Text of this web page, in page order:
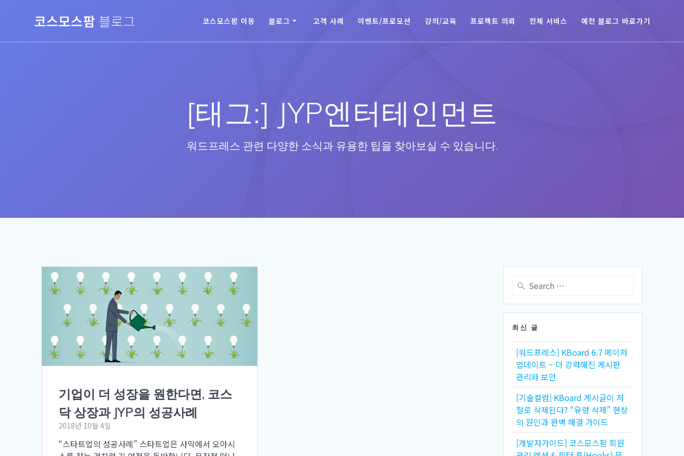
코스모스팜 블로그 코스모스팜 이동 블로그 고객 사례 이벤트/프로모션 강의/교육 프로젝트 의뢰 전체 서비스 예전 블로그 바로가기
[태그:] JYP엔터테인먼트
워드프레스 관련 다양한 소식과 유용한 팁을 찾아보실 수 있습니다.
기업이 더 성장을 원한다면, 코스
닥 상장과 JYP의 성공사례
2018년 10월 4일
“스타트업의 성공사례” 스타트업은 사막에서 오아시
Search
for:
최신 글
[워드프레스] KBoard 6.7 메이저
업데이트 – 더 강력해진 게시판
관리와 보안
[기술컬럼] KBoard 게시글이 저
절로 삭제된다? “유령 삭제” 현상
의 원인과 완벽 해결 가이드
[개발자가이드] 코스모스팜 회원